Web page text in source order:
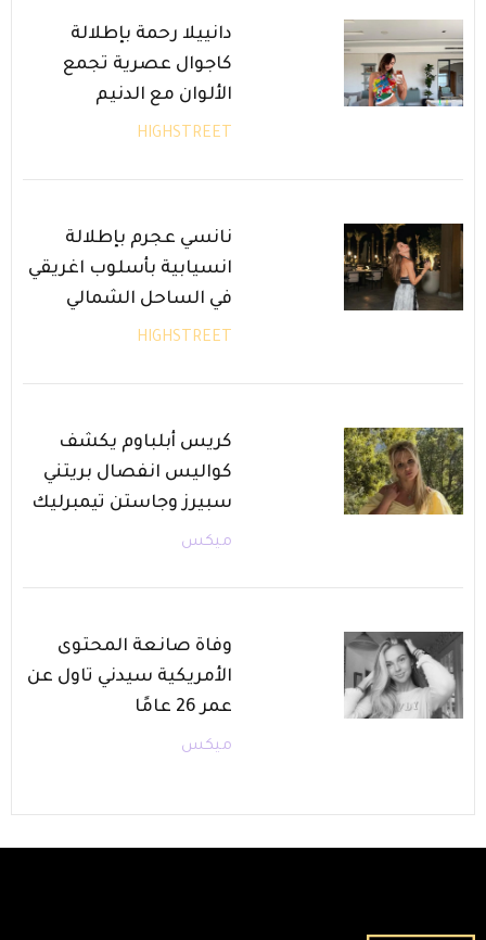
دانييلا رحمة بإطلالة
كاجوال عصرية تجمع
الألوان مع الدنيم
HIGHSTREET
نانسي عجرم بإطلالة
انسيابية بأسلوب اغريقي
في الساحل الشمالي
HIGHSTREET
كريس أبلباوم يكشف
كواليس انفصال بريتني
سبيرز وجاستن تيمبرليك
ميكس
وفاة صانعة المحتوى
الأمريكية سيدني تاول عن
عمر 26 عامًا
ميكس